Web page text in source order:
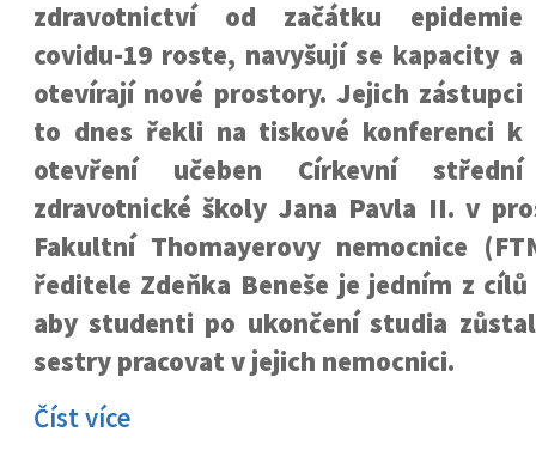
zdravotnictví od začátku epidemie
covidu-19 roste, navyšují se kapacity a
otevírají nové prostory. Jejich zástupci
to dnes řekli na tiskové konferenci k
otevření učeben Církevní střední
zdravotnické školy Jana Pavla II. v
Fakultní Thomayerovy nemocnice
ředitele Zdeňka Beneše je jedním z
aby studenti po ukončení studia
sestry pracovat v jejich nemocnici.
Číst více